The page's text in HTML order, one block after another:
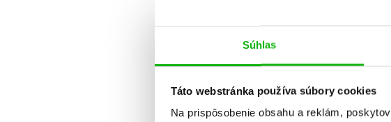
Súhlas
Táto webstránka používa súbory cookies
Na prispôsobenie obsahu a reklám,